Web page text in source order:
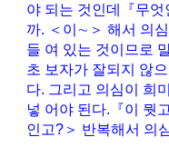
야 되는 것인데『무엇
까. ＜이∼＞ 해서 의
들 여 있는 것이므로
초 보자가 잘되지 않
다. 그리고 의심이 희
넣 어야 된다.『이 뭣
인고?＞ 반복해서 의